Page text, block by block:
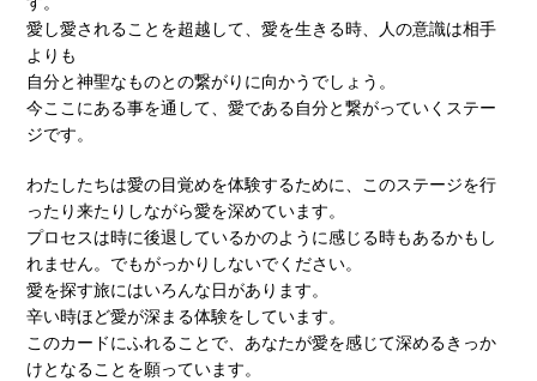
愛し愛されることを超越して、愛を⽣きる時、⼈の意識は相⼿
よりも
⾃分と神聖なものとの繋がりに向かうでしょう。
今ここにある事を通して、愛である⾃分と繋がっていくステー
ジです。
わたしたちは愛の目覚めを体験するために、このステージを⾏
ったり来たりしながら愛を深めています。
プロセスは時に後退しているかのように感じる時もあるかもし
れません。でもがっかりしないでください。
愛を探す旅にはいろんな⽇があります。
⾟い時ほど愛が深まる体験をしています。
このカードにふれることで、あなたが愛を感じて深めるきっか
けとなることを願っています。